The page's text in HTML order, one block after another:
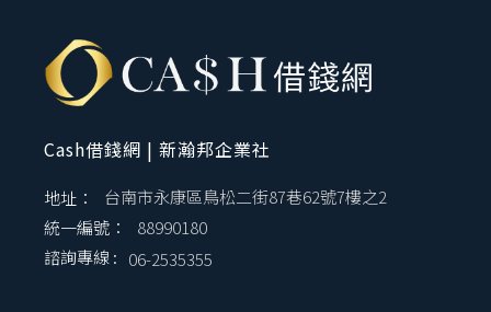
Cash借錢網 | 新瀚邦企業社
地址：
台南市永康區鳥松二街87巷62號7樓之2
統一編號：
88990180
諮詢專線 : 06-2535355